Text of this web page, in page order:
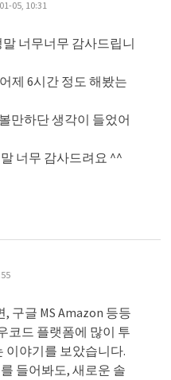
05, 10:31
너무너무 감사드립니
제 6시간 정도 해봤는
만하단 생각이 들었어
너무 감사드려요 ^^
구글 MS Amazon 등등
코드 플랫폼에 많이 투
이야기를 보았습니다.
들어봐도, 새로운 솔